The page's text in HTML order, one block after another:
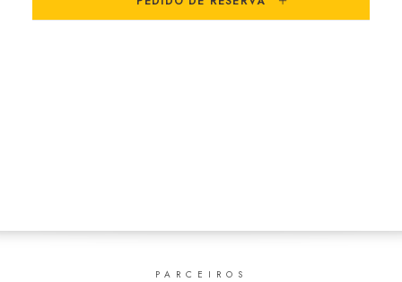
PARCEIROS